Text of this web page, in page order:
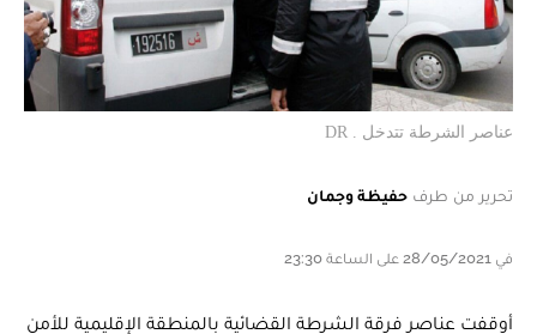
عناصر الشرطة تتدخل . DR
تحرير من طرف حفيظة وجمان
في 28/05/2021 على الساعة 23:30
أوقفت عناصر فرقة الشرطة القضائية بالمنطقة الإقليمية للأمن